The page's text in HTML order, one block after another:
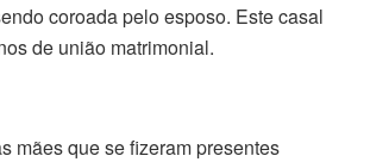
coroada pelo esposo. Este casal
de união matrimonial.
mães que se fizeram presentes